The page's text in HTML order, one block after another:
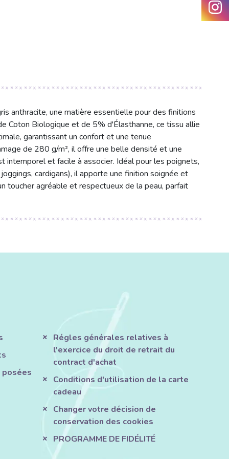
anthracite, une matière essentielle pour des finitions
Coton Biologique et de 5% d'Élasthanne, ce tissu allie
garantissant un confort et une tenue
de 280 g/m², il offre une belle densité et une
intemporel et facile à associer. Idéal pour les poignets,
cardigans), il apporte une finition soignée et
toucher agréable et respectueux de la peau, parfait
Régles générales relatives à
l'exercice du droit de retrait du
contract d'achat
Conditions d'utilisation de la carte
cadeau
Changer votre décision de
conservation des cookies
PROGRAMME DE FIDÉLITÉ